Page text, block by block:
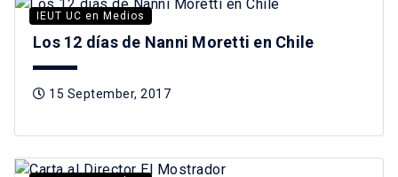
IEUT UC en Medios
Los 12 días de Nanni Moretti en Chile
15 September, 2017